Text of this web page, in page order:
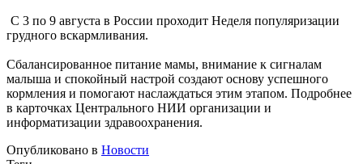
С 3 по 9 августа в России проходит Неделя популяризации
грудного вскармливания.
Сбалансированное питание мамы, внимание к сигналам
малыша и спокойный настрой создают основу успешного
кормления и помогают наслаждаться этим этапом. Подробнее
в карточках Центрального НИИ организации и
информатизации здравоохранения.
Опубликовано в Новости